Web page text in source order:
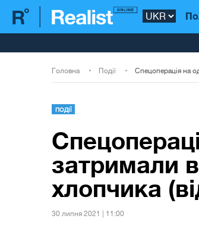
Головна Події
ПОДІЇ
затримали
хлопчика
30 липня 2021 | 11:00